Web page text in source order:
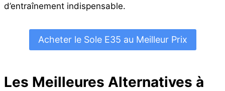
d’entraînement indispensable.
Acheter le Sole E35 au Meilleur Prix
Les Meilleures Alternatives à